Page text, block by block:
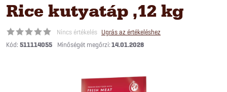
Rice kutyatáp ,12 kg
Nincs értékelés Ugrás az értékeléshez
Kód: 511114055 14.01.2028